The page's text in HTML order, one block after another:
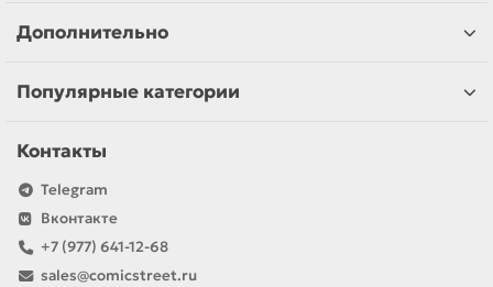
Дополнительно
Популярные категории
Контакты
Telegram
Вконтакте
+7 (977) 641-12-68
sales@comicstreet.ru